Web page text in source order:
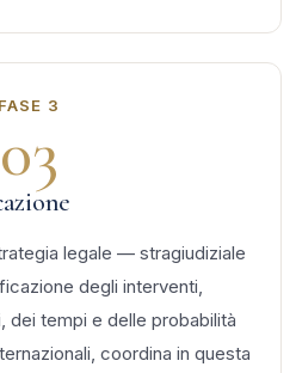
FASE 3
03
legale — stragiudiziale
degli interventi,
tempi e delle probabilità
coordina in questa